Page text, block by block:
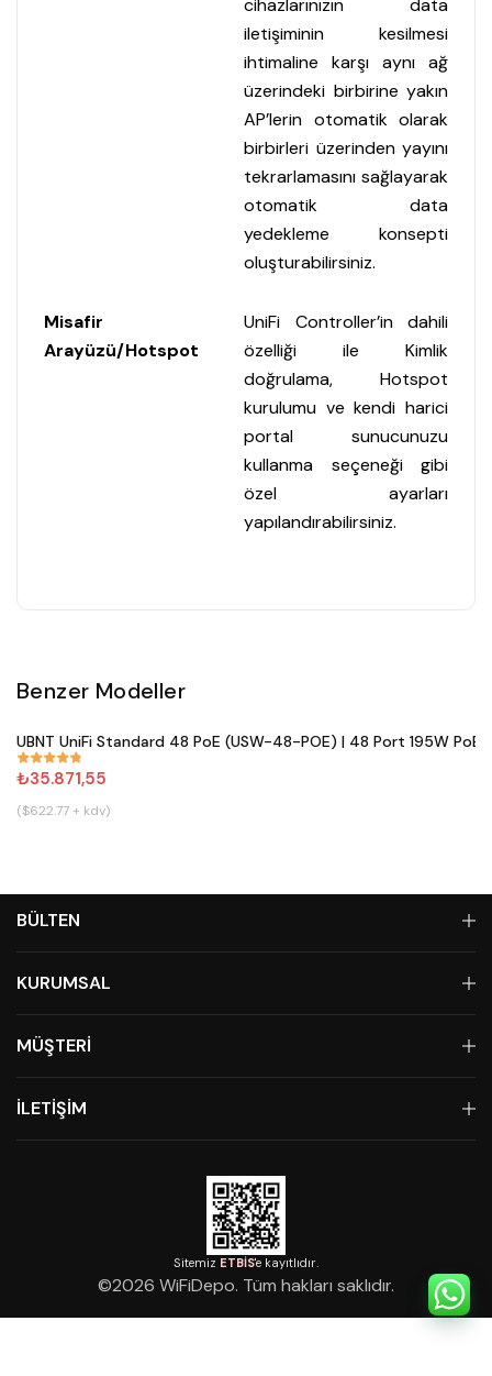
cihazlarınızın data
iletişiminin kesilmesi
ihtimaline karşı aynı ağ
üzerindeki birbirine yakın
AP’lerin otomatik olarak
birbirleri üzerinden yayını
tekrarlamasını sağlayarak
otomatik data
yedekleme konsepti
oluşturabilirsiniz.
Misafir
Arayüzü/Hotspot
UniFi Controller’in dahili
özelliği ile Kimlik
doğrulama, Hotspot
kurulumu ve kendi harici
portal sunucunuzu
kullanma seçeneği gibi
özel ayarları
yapılandırabilirsiniz.
Benzer Modeller
#861
UBNT UniFi Standard 48 PoE (USW-48-POE) | 48 Port 195W
₺35.871,55
($622.77 + kdv)
BÜLTEN
KURUMSAL
MÜŞTERİ
İLETİŞİM
Sitemiz ETBİS'e kayıtlıdır.
©2026 WiFiDepo. Tüm hakları saklıdır.